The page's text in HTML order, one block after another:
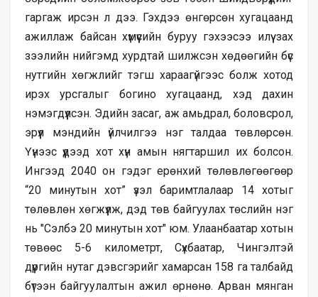
гаргаж ирсэн л дээ. Гэхдээ өнгөрсөн хугацаанд
ажиллаж байсан хүмүүсийн буруу гэхээсээ илүү зах
зээлийн нийгэмд хурдтай шилжсэн хөдөөгийн бүс
нутгийн хөгжлийг тэгш хараагүйгээс болж хотод
ирэх урсгалыг богино хугацаанд, хэд дахин
нэмэгдүүлсэн. Эдийн засаг, аж амьдрал, боловсрол,
эрүүл мэндийн үйлчилгээ нэг талдаа төвлөрсөн.
Үүнээс үүдээд хот хүн амын нягтаршил их болсон.
Ингээд 2040 он гэдэг ерөнхий төлөвлөгөөгөөр
“20 минутын хот” үзэл баримтлалаар 14 хотыг
төлөвлөн хөгжүүлж, дэд төв байгуулах төслийн нэг
нь "Сэлбэ 20 минутын хот" юм. Улаанбаатар хотын
төвөөс 5-6 километрт, Сүхбаатар, Чингэлтэй
дүүргийн нутаг дэвсгэрийг хамарсан 158 га талбайд
бүтээн байгуулалтын ажил өрнөнө. Арван мянган